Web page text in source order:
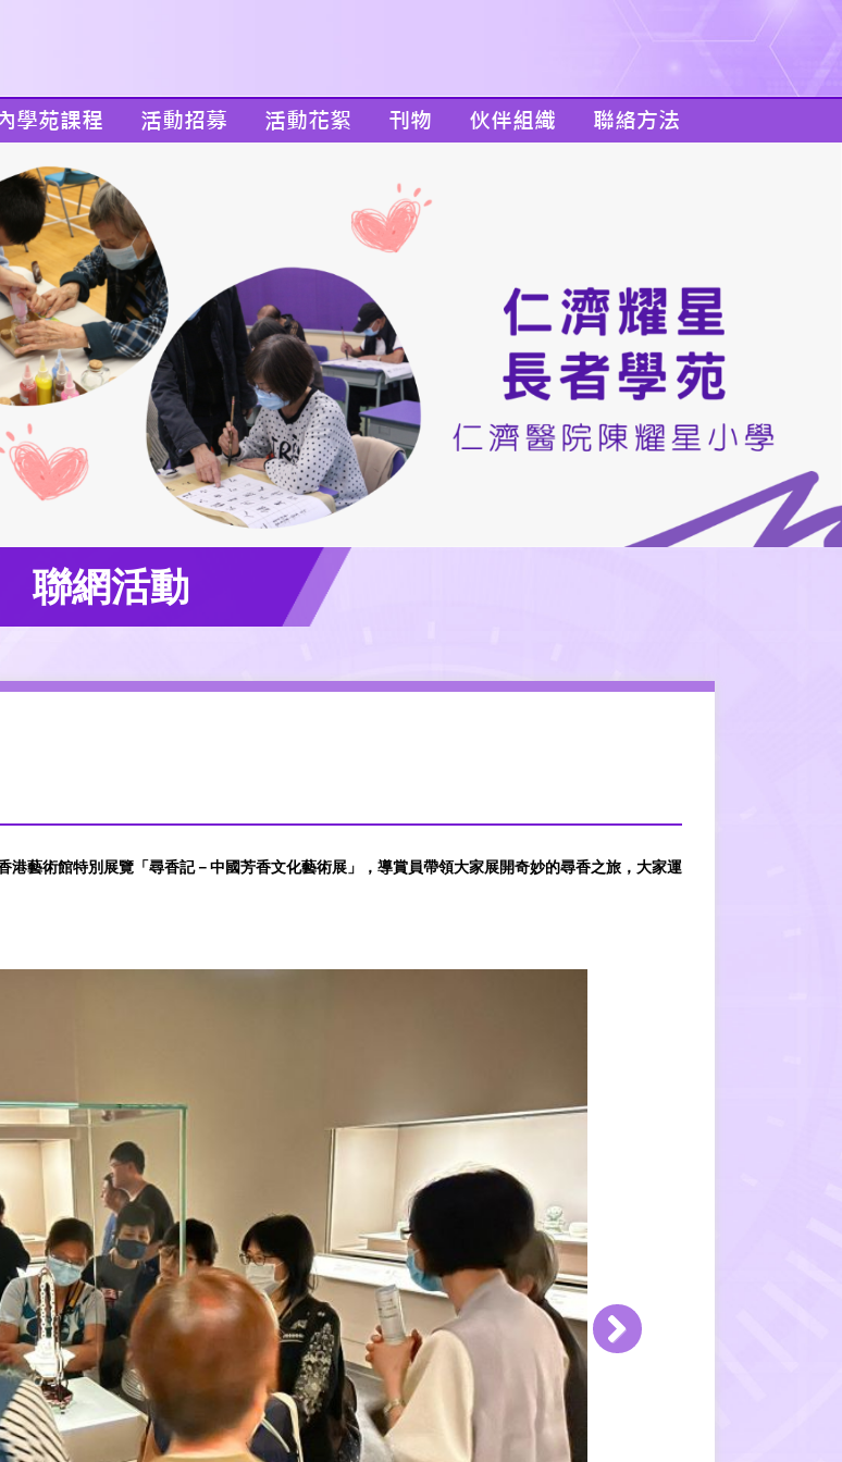
學苑課程 活動招募 活動花絮 刊物 伙伴組織 聯絡方法
聯網活動
藝術館特別展覽「尋香記－中國芳香文化藝術展」，導賞員帶領大家展開奇妙的尋香之旅，大家運